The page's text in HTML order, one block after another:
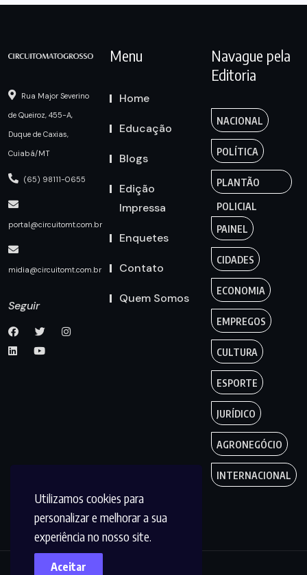
Utilizamos cookies para
personalizar e melhorar a sua
experiência no nosso site.
Aceitar
Rua Major Severino
de Queiroz, 455-A,
Duque de Caxias,
Cuiabá/MT
(65) 98111-0655
portal@circuitomt.com.br
midia@circuitomt.com.br
Seguir
Menu
Home
Educação
Blogs
Edição
Impressa
Enquetes
Contato
Quem Somos
Navague pela
Editoria
NACIONAL
POLÍTICA
PLANTÃO
POLICIAL
PAINEL
CIDADES
ECONOMIA
EMPREGOS
CULTURA
ESPORTE
JURÍDICO
AGRONEGÓCIO
INTERNACIONAL